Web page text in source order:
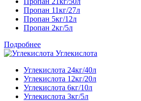
Пропан 11кг/27л
Пропан 5кг/12л
Пропан 2кг/5л
Подробнее
Углекислота
Углекислота 24кг/40л
Углекислота 12кг/20л
Углекислота 6кг/10л
Углекислота 3кг/5л